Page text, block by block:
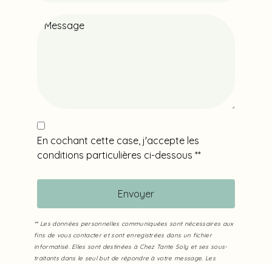
En cochant cette case, j'accepte les
conditions particulières ci-dessous **
Envoyer
** Les données personnelles communiquées sont nécessaires aux
fins de vous contacter et sont enregistrées dans un fichier
informatisé. Elles sont destinées à Chez Tante Soly et ses sous-
traitants dans le seul but de répondre à votre message. Les